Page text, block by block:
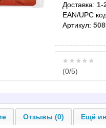
Доставка: 1-
EAN/UPC
Артикул:
(0/5)
Отзывы (0) Ещё